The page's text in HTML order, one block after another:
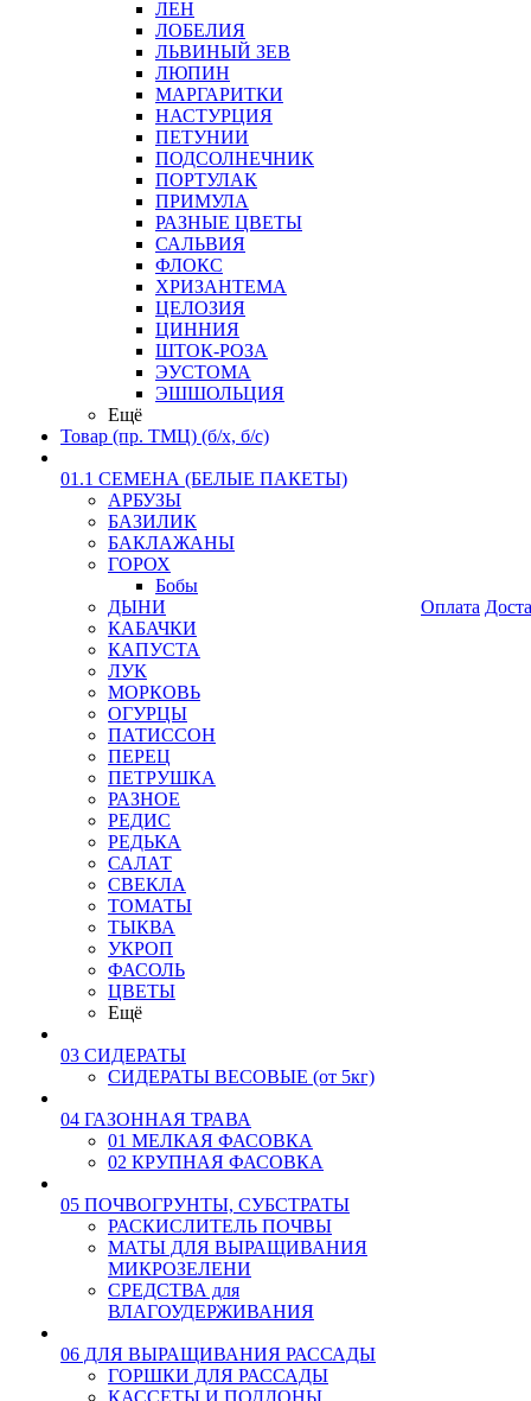
ЛЕН
ЛОБЕЛИЯ
ЛЬВИНЫЙ ЗЕВ
ЛЮПИН
МАРГАРИТКИ
НАСТУРЦИЯ
ПЕТУНИИ
ПОДСОЛНЕЧНИК
ПОРТУЛАК
ПРИМУЛА
РАЗНЫЕ ЦВЕТЫ
САЛЬВИЯ
ФЛОКС
ХРИЗАНТЕМА
ЦЕЛОЗИЯ
ЦИННИЯ
ШТОК-РОЗА
ЭУСТОМА
ЭШШОЛЬЦИЯ
Ещё
Товар (пр. ТМЦ) (б/х, б/с)
01.1 СЕМЕНА (БЕЛЫЕ ПАКЕТЫ)
АРБУЗЫ
БАЗИЛИК
БАКЛАЖАНЫ
ГОРОХ
Бобы
ДЫНИ
КАБАЧКИ
КАПУСТА
ЛУК
МОРКОВЬ
ОГУРЦЫ
ПАТИССОН
ПЕРЕЦ
ПЕТРУШКА
РАЗНОЕ
РЕДИС
РЕДЬКА
САЛАТ
СВЕКЛА
ТОМАТЫ
ТЫКВА
УКРОП
ФАСОЛЬ
ЦВЕТЫ
Ещё
03 СИДЕРАТЫ
СИДЕРАТЫ ВЕСОВЫЕ (от 5кг)
04 ГАЗОННАЯ ТРАВА
01 МЕЛКАЯ ФАСОВКА
02 КРУПНАЯ ФАСОВКА
05 ПОЧВОГРУНТЫ, СУБСТРАТЫ
РАСКИСЛИТЕЛЬ ПОЧВЫ
МАТЫ ДЛЯ ВЫРАЩИВАНИЯ
МИКРОЗЕЛЕНИ
СРЕДСТВА для
ВЛАГОУДЕРЖИВАНИЯ
06 ДЛЯ ВЫРАЩИВАНИЯ РАССАДЫ
ГОРШКИ ДЛЯ РАССАДЫ
КАССЕТЫ И ПОДДОНЫ
Оплата